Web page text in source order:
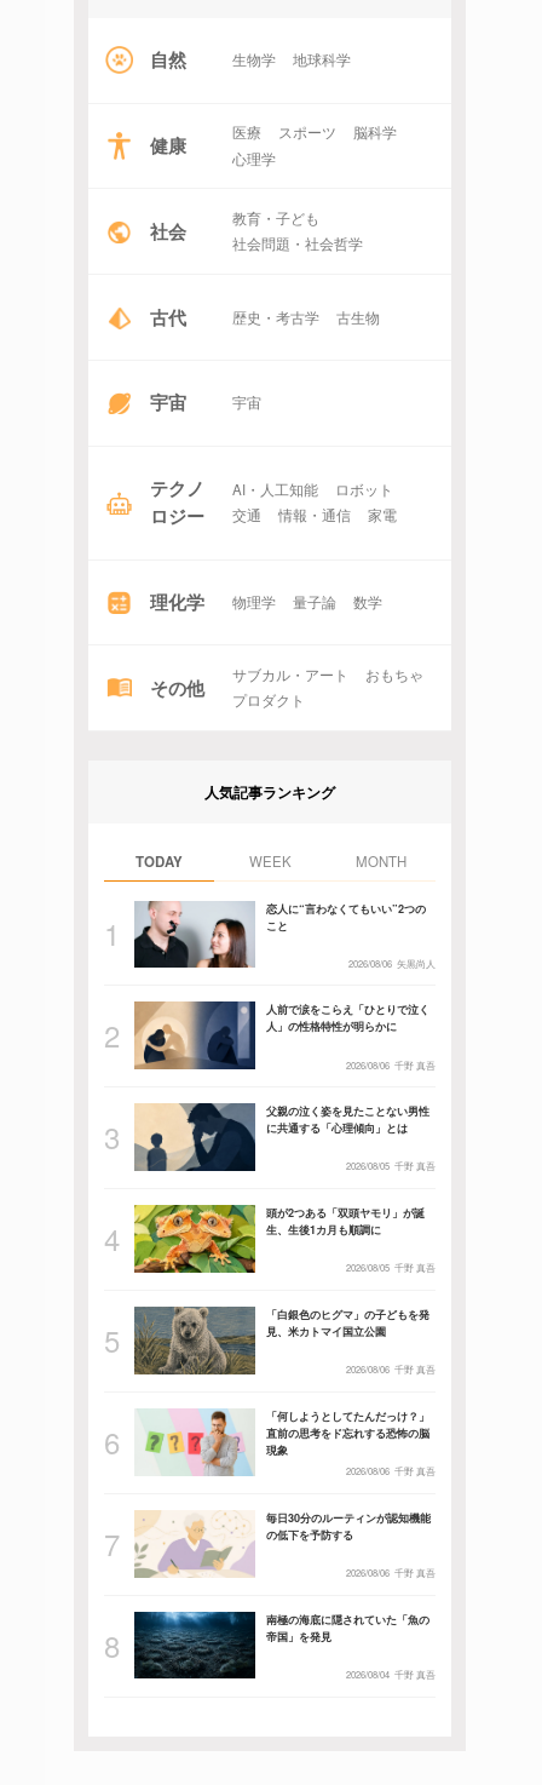
自然 生物学 地球科学
健康 医療 スポーツ
脳科学
心理学
社会
教育・子ども
社会問題・社会哲学
古代 歴史・考古学 古生物
宇宙 宇宙
テクノ
ロジー
AI・人工知能
ロボット
交通
情報・通信 家電
理化学 物理学 量子論 数学
その他 サブカル・アート
おもちゃ
プロダクト
人気記事ランキング
TODAY WEEK MONTH
恋人に“言わなくてもいい”2つの
こと
2026/08/06 矢黒尚人
人前で涙をこらえ「ひとりで泣く
人」の性格特性が明らかに
2026/08/06 千野 真吾
父親の泣く姿を見たことない男性
に共通する「心理傾向」とは
2026/08/05 千野 真吾
頭が2つある「双頭ヤモリ」が誕
生、生後1カ月も順調に
2026/08/05 千野 真吾
「白銀色のヒグマ」の子どもを発
見、米カトマイ国立公園
2026/08/06 千野 真吾
「何しようとしてたんだっけ？」
直前の思考をド忘れする恐怖の脳
現象
2026/08/06 千野 真吾
毎日30分のルーティンが認知機能
の低下を予防する
2026/08/06 千野 真吾
南極の海底に隠されていた「魚の
帝国」を発見
2026/08/04 千野 真吾